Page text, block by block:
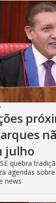
julho
quebra
agendas
news